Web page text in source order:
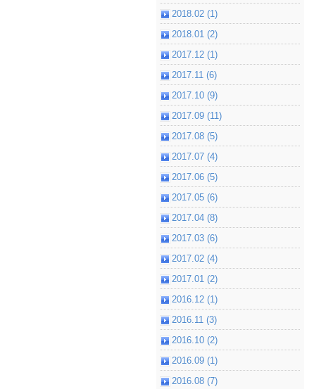
2018.02 (1)
2018.01 (2)
2017.12 (1)
2017.11 (6)
2017.10 (9)
2017.09 (11)
2017.08 (5)
2017.07 (4)
2017.06 (5)
2017.05 (6)
2017.04 (8)
2017.03 (6)
2017.02 (4)
2017.01 (2)
2016.12 (1)
2016.11 (3)
2016.10 (2)
2016.09 (1)
2016.08 (7)